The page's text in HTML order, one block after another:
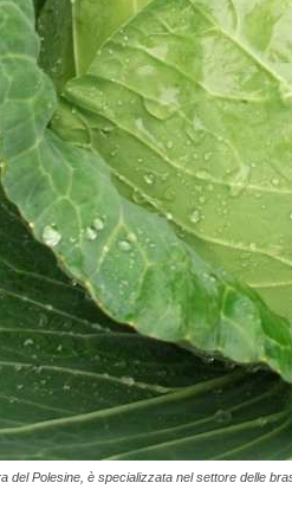
del Polesine, è specializzata nel settore delle